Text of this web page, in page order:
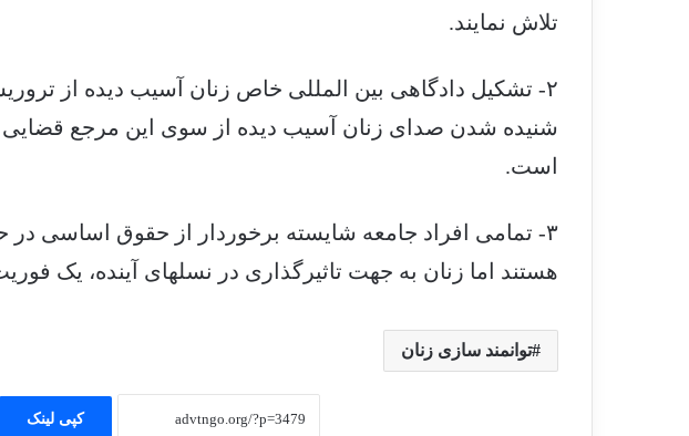
تلاش نمایند.
۲- تشکیل دادگاهی بین المللی خاص زنان آسیب دیده از
شنیده شدن صدای زنان آسیب دیده از سوی این مرجع قضایی
است.
۳- تمامی افراد جامعه شایسته برخوردار از حقوق اساسی
هستند اما زنان به جهت تاثیرگذاری در نسلهای آینده، یک
توانمند سازی زنان
کپی لینک